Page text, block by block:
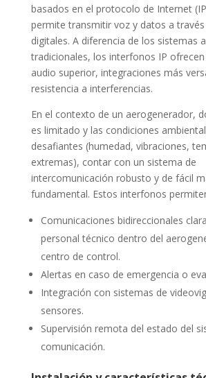
basados en el protocolo de Internet
permite transmitir voz y datos a través
digitales. A diferencia de los sistemas
tradicionales, los interfonos IP
audio superior, integraciones más
resistencia a interferencias.
En el contexto de un aerogenerador,
es limitado y las condiciones
desafiantes (humedad, vibraciones,
extremas), contar con un sistema de
intercomunicación robusto y de fácil
fundamental. Estos interfonos
Comunicaciones bidireccionales
personal técnico dentro del
centro de control.
Alertas en caso de emergencia o
Integración con sistemas de
sensores.
Supervisión remota del estado del
comunicación.